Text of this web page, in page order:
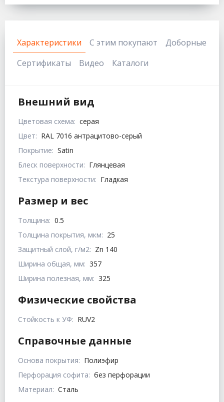
Характеристики С этим покупают
Доборные
Сертификаты
Видео Каталоги
Внешний вид
Цветовая схема: серая
Цвет: RAL 7016 антрацитово-серый
Покрытие: Satin
Блеск поверхности: Глянцевая
Текстура поверхности: Гладкая
Размер и вес
Толщина: 0.5
Толщина покрытия, мкм: 25
Защитный слой, г/м2: Zn 140
Ширина общая, мм: 357
Ширина полезная, мм: 325
Физические свойства
Стойкость к УФ: RUV2
Справочные данные
Основа покрытия: Полиэфир
Перфорация софита: без перфорации
Материал: Сталь